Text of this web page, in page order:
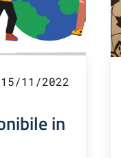
15/11/2022
in